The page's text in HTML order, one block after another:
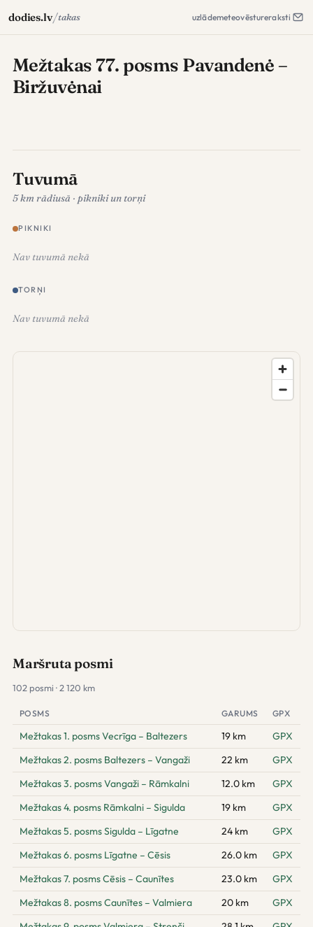
dodies.lv/takas uzlādemeteovēstureraksti
Mežtakas 77. posms Pavandenė –
Biržuvėnai
Tuvumā
5 km rādiusā · pikniki un torņi
PIKNIKI
Nav tuvumā nekā
TORŅI
Nav tuvumā nekā
Maršruta posmi
102 posmi · 2 120 km
POSMS GARUMS GPX
Mežtakas 1. posms Vecrīga – Baltezers 19 km
GPX
Mežtakas 2. posms Baltezers – Vangaži
22 km
GPX
Mežtakas 3. posms Vangaži – Rāmkalni
12.0 km
GPX
Mežtakas 4. posms Rāmkalni – Sigulda
19 km
GPX
Mežtakas 5. posms Sigulda – Līgatne
24 km
GPX
Mežtakas 6. posms Līgatne – Cēsis
26.0 km
GPX
Mežtakas 7. posms Cēsis – Caunītes
23.0 km
GPX
Mežtakas 8. posms Caunītes – Valmiera
20 km
GPX